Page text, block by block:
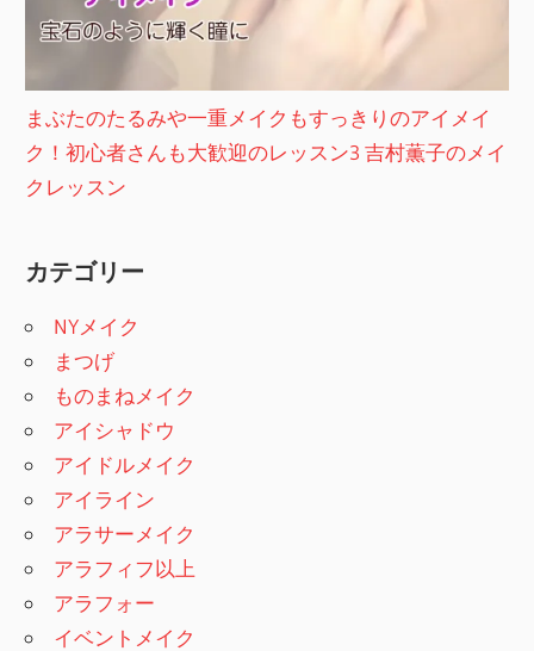
まぶたのたるみや一重メイクもすっきりのアイメイ
ク！初心者さんも大歓迎のレッスン3 吉村薫子のメイ
クレッスン
カテゴリー
NYメイク
まつげ
ものまねメイク
アイシャドウ
アイドルメイク
アイライン
アラサーメイク
アラフィフ以上
アラフォー
イベントメイク